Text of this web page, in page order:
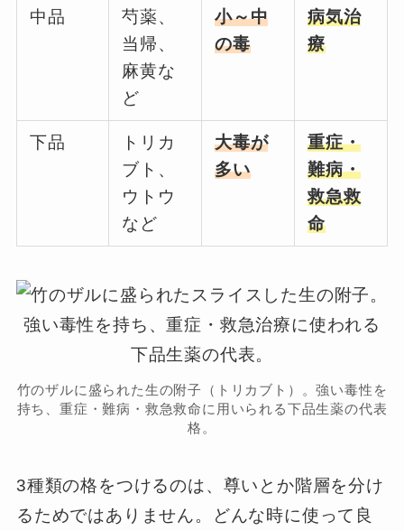
中品
芍薬、
当帰、
麻黄な
ど
小～中
の毒
病気治
療
下品
トリカ
ブト、
ウトウ
など
大毒が
多い
重症・
難病・
救急救
命
竹のザルに盛られた生の附子（トリカブト）。強い毒性を
持ち、重症・難病・救急救命に用いられる下品生薬の代表
格。
3種類の格をつけるのは、尊いとか階層を分け
るためではありません。どんな時に使って良